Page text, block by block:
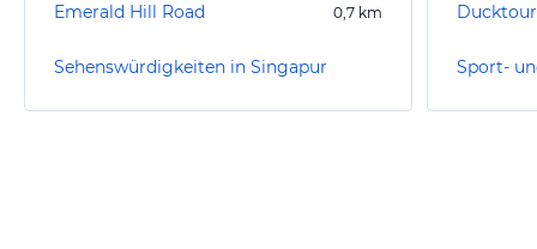
Emerald Hill Road 0,7 km
Sehenswürdigkeiten in Singapur